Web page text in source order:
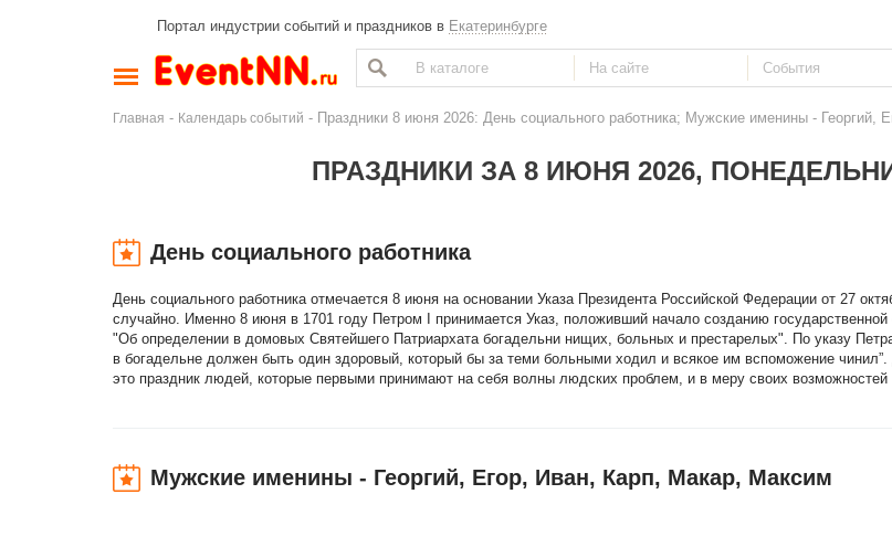
Портал индустрии событий и праздников в Екатеринбурге
Главная - Календарь событий - Праздники 8 июня 2026: День социального работника; Мужские именины - Георгий,
ПРАЗДНИКИ ЗА 8 ИЮНЯ 2026,
День социального работника
День социального работника отмечается 8 июня на основании Указа Президента Российской Федерации от 27
случайно. Именно 8 июня в 1701 году Петром I принимается Указ, положивший начало созданию
"Об определении в домовых Святейшего Патриархата богадельни нищих, больных и престарелых". По указу
в богадельне должен быть один здоровый, который бы за теми больными ходил и всякое им вспоможение чинил”.
это праздник людей, которые первыми принимают на себя волны людских проблем, и в меру своих
Мужские именины - Георгий, Егор, Иван, Карп, Макар, Максим